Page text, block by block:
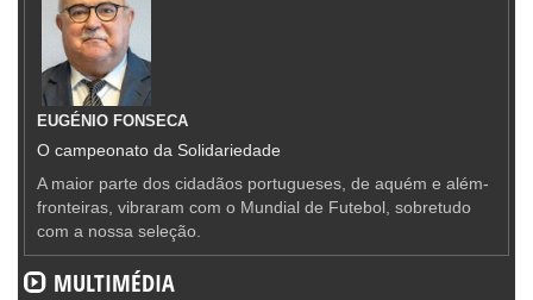
EUGÉNIO FONSECA
O campeonato da Solidariedade
A maior parte dos cidadãos portugueses, de aquém e além-
fronteiras, vibraram com o Mundial de Futebol, sobretudo
com a nossa seleção.
MULTIMÉDIA